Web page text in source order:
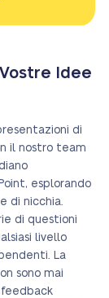
Idee
di
il nostro team
esplorando
di nicchia.
di questioni
livello
La
sono mai
feedback